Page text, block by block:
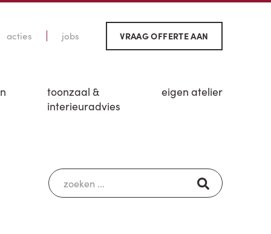
acties jobs VRAAG OFFERTE AAN
toonzaal &
interieuradvies
eigen atelier